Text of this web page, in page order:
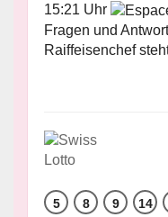
15:21 Uhr
Fragen und
Raiffeisenchef
5 8 9 14